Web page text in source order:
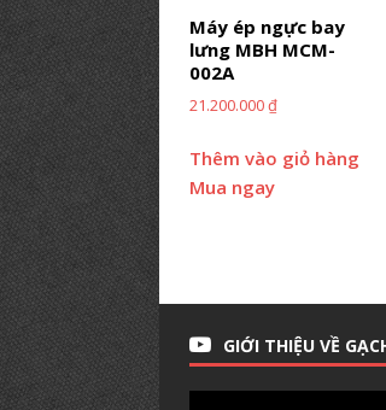
Máy ép ngực bay
lưng MBH MCM-
002A
21.200.000₫
Thêm vào giỏ hàng
Mua ngay
GIỚI THIỆU VỀ